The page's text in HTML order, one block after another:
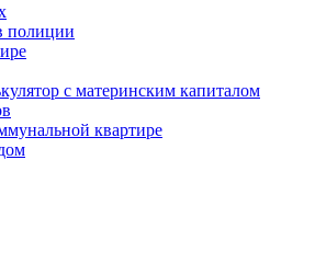
полиции
с материнским капиталом
квартире